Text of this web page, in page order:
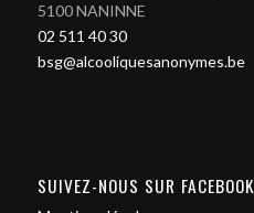
5100 NANINNE
02 511 40 30
bsg@alcooliquesanonymes.be
SUIVEZ-NOUS SUR FACEBOOK